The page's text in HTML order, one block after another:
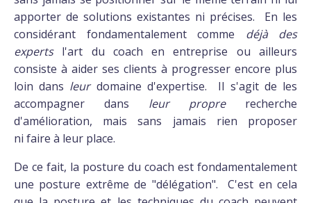
apporter de solutions existantes ni précises. En les
considérant fondamentalement comme déjà des
expertsl'art du coach en entreprise ou ailleurs
consiste à aider ses clients à progresser encore plus
loin dans leurdomaine d'expertise. Il s'agit de les
accompagner dans leur proprerecherche
d'amélioration, mais sans jamais rien proposer
ni faire à leur place.
De ce fait, la posture du coach est fondamentalement
une posture extrême de "délégation". C'est en cela